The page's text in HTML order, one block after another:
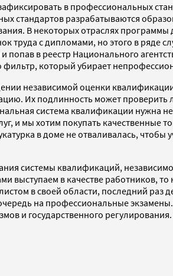
в профессиональных
стандартов разрабатываются
В некоторых отраслях
труда с дипломами, но этого в
попав в реестр Национального
который убирает
независимой оценки
Их подлинность может проверить
система квалификации нужна
и мы хотим покупать
в доме не отваливалась,
системы квалификаций,
выступаем в качестве работников,
в своей области, последний
на профессиональные
и государственного